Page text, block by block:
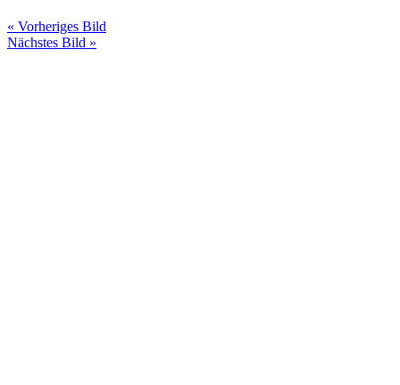
« Vorheriges Bild
Nächstes Bild »